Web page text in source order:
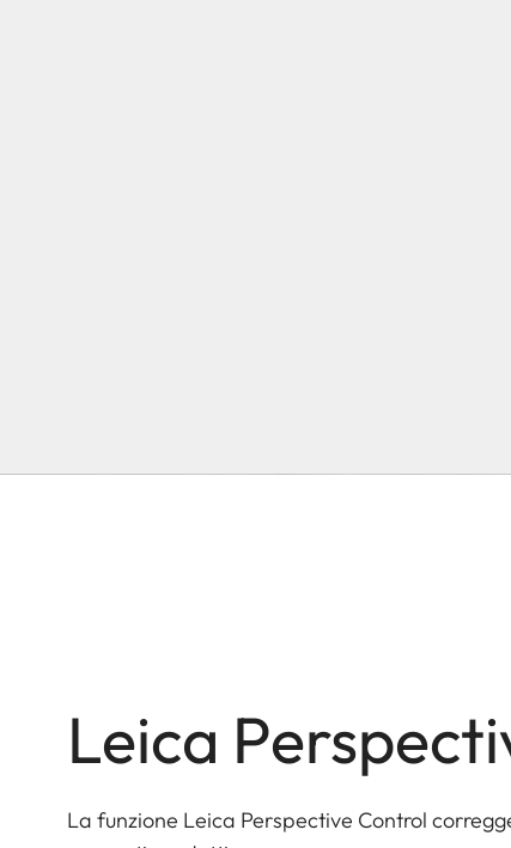
Leica
La funzione Leica Perspective Control